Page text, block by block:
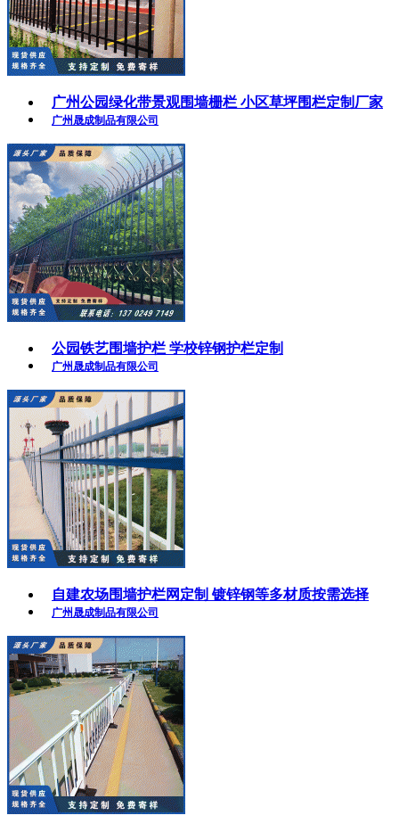
广州公园绿化带景观围墙栅栏 小区草坪围栏定制厂家
广州晟成制品有限公司
公园铁艺围墙护栏 学校锌钢护栏定制
广州晟成制品有限公司
自建农场围墙护栏网定制 镀锌钢等多材质按需选择
广州晟成制品有限公司